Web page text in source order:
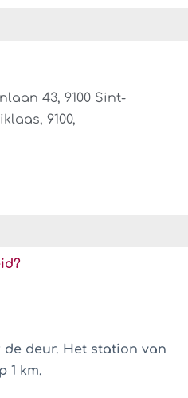
43, 9100 Sint-
9100,
deur. Het station van
1 km.